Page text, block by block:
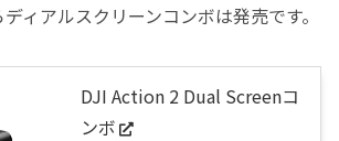
ィアルスクリーンコンボは発売です。
DJI Action 2 Dual Screenコ
ンボ